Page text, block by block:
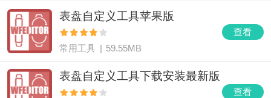
查看
表盘自定义工具苹果版
常用工具 | 59.55MB
查看
表盘自定义工具下载安装最新版